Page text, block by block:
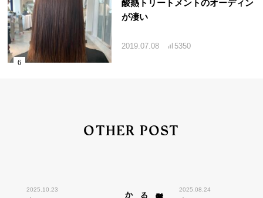
酸熱トリートメントのオーディン
が凄い
2019.07.08 5350
OTHER POST
2025.10.23
2025.08.24